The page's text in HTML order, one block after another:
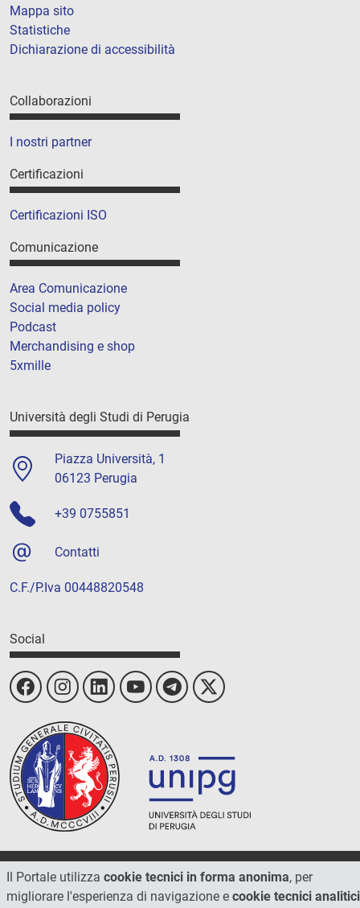
Mappa sito
Statistiche
Dichiarazione di accessibilità
Collaborazioni
I nostri partner
Certificazioni
Certificazioni ISO
Comunicazione
Area Comunicazione
Social media policy
Podcast
Merchandising e shop
5xmille
Università degli Studi di Perugia
Piazza Università, 1
06123 Perugia
+39 0755851
Contatti
C.F./P.Iva 00448820548
Social
© 2026 - Università degli Studi di Perugia
Il Portale utilizza cookie tecnici in forma anonima, per
migliorare l'esperienza di navigazione e cookie tecnici analitici